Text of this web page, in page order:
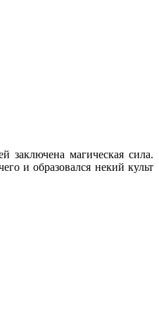
магическая сила.
и образовался некий культ